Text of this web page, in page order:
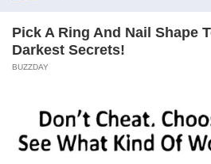
Следете нè на Фејсбук за да сте